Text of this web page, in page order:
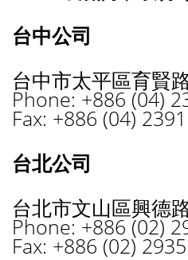
台中公司
台中市太平區育賢
Phone: +886 (04)
Fax: +886 (04)
台北公司
台北市文山區興德
Phone: +886 (02)
Fax: +886 (02)